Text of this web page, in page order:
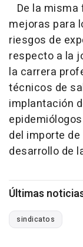
De la
mejoras para
riesgos de
respecto a la
la carrera
técnicos de
implantación
del importe
desarrollo de
Últimas
sindicatos